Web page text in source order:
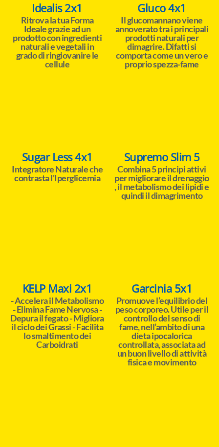
Idealis 2x1
Ritrova la tua Forma
Ideale grazie ad un
prodotto con ingredienti
naturali e vegetali in
grado di ringiovanire le
cellule
Gluco 4x1
Il glucomannano viene
annoverato tra i principali
prodotti naturali per
dimagrire. Difatti si
comporta come un vero e
proprio spezza-fame
Sugar Less 4x1
Integratore Naturale che
contrasta l'Iperglicemia
Supremo Slim 5
Combina 5 principi attivi
per migliorare il drenaggio
, il metabolismo dei lipidi e
quindi il dimagrimento
KELP Maxi 2x1
- Accelera il Metabolismo
- Elimina Fame Nervosa -
Depura il fegato - Migliora
il ciclo dei Grassi - Facilita
lo smaltimento dei
Carboidrati
Garcinia 5x1
Promuove l’equilibrio del
peso corporeo. Utile per il
controllo del senso di
fame, nell’ambito di una
dieta ipocalorica
controllata, associata ad
un buon livello di attività
fisica e movimento